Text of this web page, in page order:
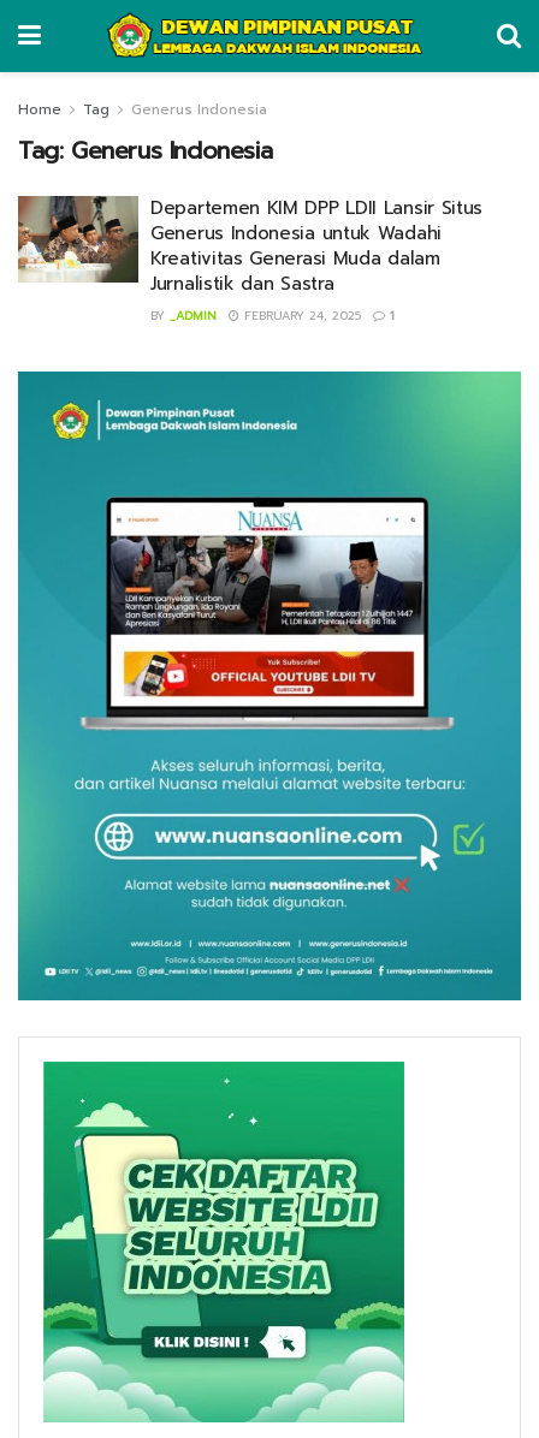
Home Tag Generus Indonesia
Tag: Generus Indonesia
Departemen KIM DPP LDII Lansir Situs
Generus Indonesia untuk Wadahi
Kreativitas Generasi Muda dalam
Jurnalistik dan Sastra
BY _ADMIN FEBRUARY 24, 2025 1